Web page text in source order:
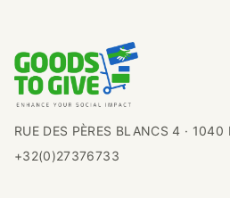
RUE DES PÈRES BLANCS 4 · 1040
+32(0)27376733